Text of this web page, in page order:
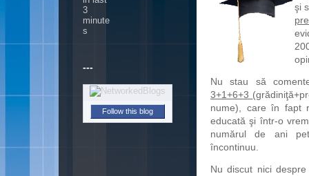
şi
Nu stau să
3+1+6+3
nume), care în fapt
educată şi într-o vrem
numărul de ani
încontinuu.
Nu discut nici
---
Follow this blog